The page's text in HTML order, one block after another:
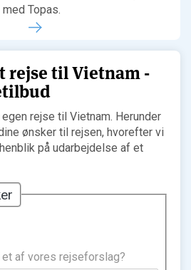
med Topas.
rejse til Vietnam -
rejse til Vietnam. Herunder
ønsker til rejsen, hvorefter vi
på udarbejdelse af et
af vores rejseforslag?